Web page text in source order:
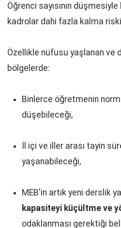
Öğrenci sayısının
kadrolar dahi fazla kalma
Özellikle nüfusu yaşlanan ve
bölgelerde:
Binlerce öğretmenin
düşebileceği,
İl içi ve iller arası tayin
yaşanabileceği,
MEB'in artık yeni derslik
kapasiteyi küçültme ve
odaklanması gerektiği